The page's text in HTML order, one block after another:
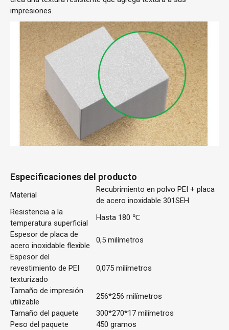
impresiones.
Especificaciones del producto
Material
Recubrimiento en polvo PEI + placa
de acero inoxidable 301SEH
Resistencia a la
temperatura superficial
Hasta 180 ℃
Espesor de placa de
acero inoxidable flexible
0,5 milímetros
Espesor del
revestimiento de PEI
texturizado
0,075 milímetros
Tamaño de impresión
utilizable
256*256 milímetros
Tamaño del paquete
300*270*17 milímetros
Peso del paquete
450 gramos